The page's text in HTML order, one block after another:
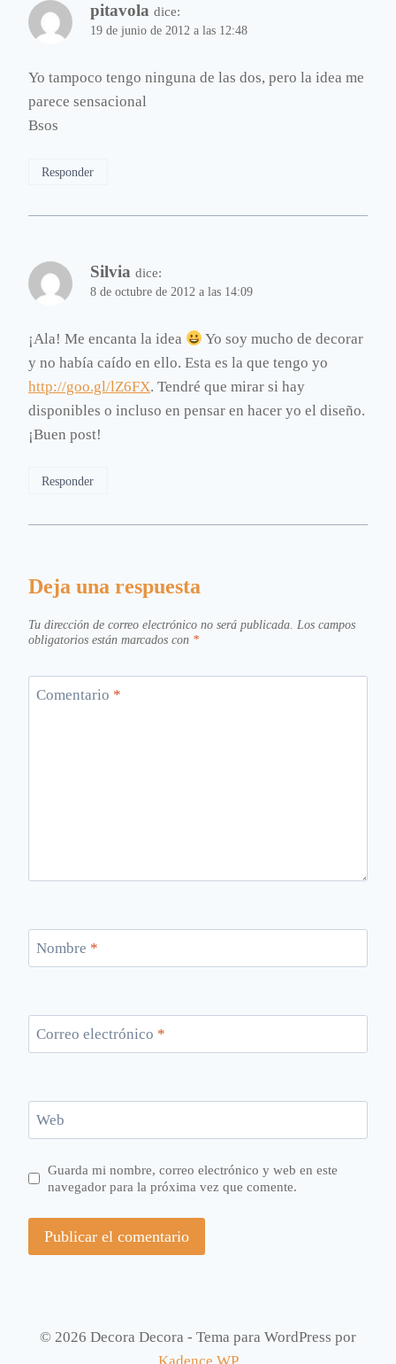
pitavola dice:
19 de junio de 2012 a las 12:48
Yo tampoco tengo ninguna de las dos, pero la idea me
parece sensacional
Bsos
Responder
Silvia dice:
8 de octubre de 2012 a las 14:09
¡Ala! Me encanta la idea
Yo soy mucho de decorar
y no había caído en ello. Esta es la que tengo yo
http://goo.gl/lZ6FX. Tendré que mirar si hay
disponibles o incluso en pensar en hacer yo el diseño.
¡Buen post!
Responder
Deja una respuesta
Tu dirección de correo electrónico no será publicada. Los campos
obligatorios están marcados con *
Comentario *
Nombre *
Correo electrónico *
Web
Guarda mi nombre, correo electrónico y web en este
navegador para la próxima vez que comente.
© 2026 Decora Decora - Tema para WordPress por